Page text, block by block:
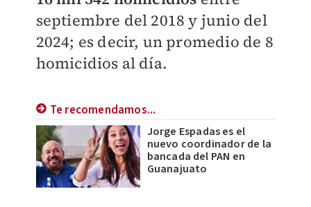
septiembre del 2018 y junio del
2024; es decir, un promedio de 8
homicidios al día.
Te recomendamos...
Jorge Espadas es el
nuevo coordinador de la
bancada del PAN en
Guanajuato